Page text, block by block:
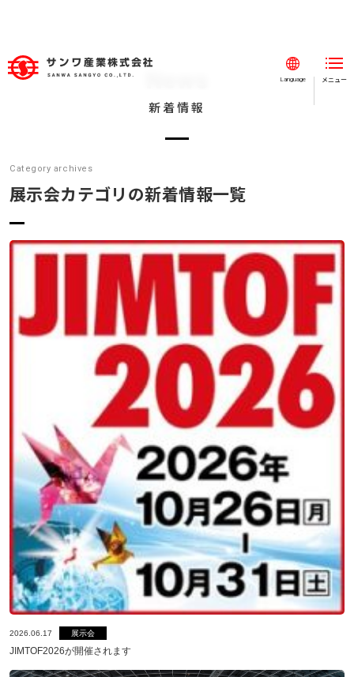
Language メニュー
閉じる
事例紹介
採用情報
社内イベント
採用情報
お問い合わせ
プライバシーポリシー
アクセス
03-3964-9111
閉じる
新着情報
Category archives
展示会カテゴリの新着情報一覧
2026.06.17 展示会
JIMTOF2026が開催されます